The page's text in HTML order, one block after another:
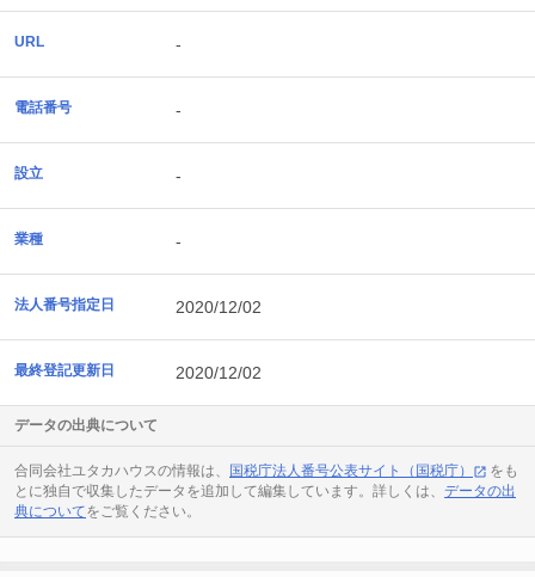
URL -
電話番号 -
設立 -
業種 -
法人番号指定日 2020/12/02
最終登記更新日 2020/12/02
データの出典について
合同会社ユタカハウスの情報は、 国税庁法人番号公表サイト（国税庁）
をも
とに独自で収集したデータを追加して編集しています。詳しくは、 データの出
典についてをご覧ください。